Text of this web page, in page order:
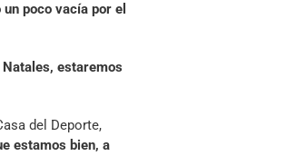
poco vacía por el
estaremos
del Deporte,
estamos bien, a